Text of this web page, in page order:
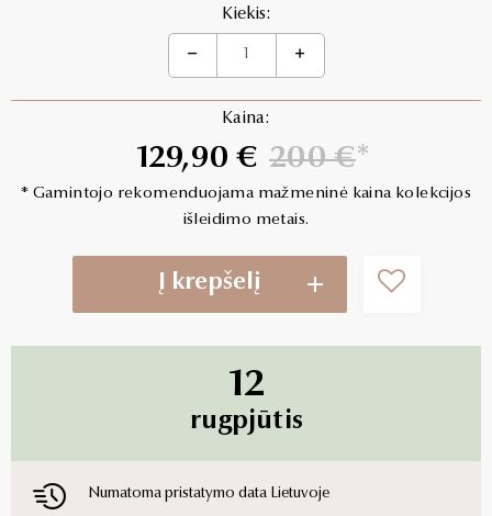
Kiekis:
Kaina:
129,90 € 200 €
* Gamintojo rekomenduojama mažmeninė kaina kolekcijos
išleidimo metais.
Į krepšelį
12
rugpjūtis
Numatoma pristatymo data Lietuvoje